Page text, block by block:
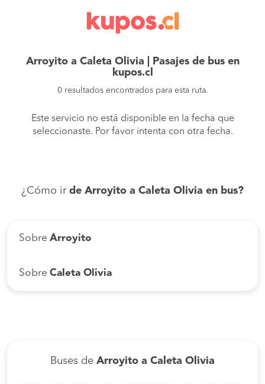
Arroyito a Caleta Olivia | Pasajes de bus en
kupos.cl
0 resultados encontrados para esta ruta.
Este servicio no está disponible en la fecha que
seleccionaste. Por favor intenta con otra fecha.
¿Cómo ir de Arroyito a Caleta Olivia en bus?
Sobre Arroyito
Sobre Caleta Olivia
Buses de Arroyito a Caleta Olivia